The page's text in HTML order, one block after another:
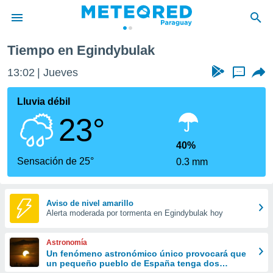
de
ha
para
que se
calidad.
a este
las
y
forma
digital
basada
Tiempo en Egindybulak
13:02 Jueves ...
Lluvia débil
23°
Sensación de 25°
40%
0.3 mm
Aviso de nivel amarillo
Alerta moderada por tormenta en Egindybulak hoy
Astronomía
Un fenómeno astronómico único provocará que
un pequeño pueblo de España tenga dos